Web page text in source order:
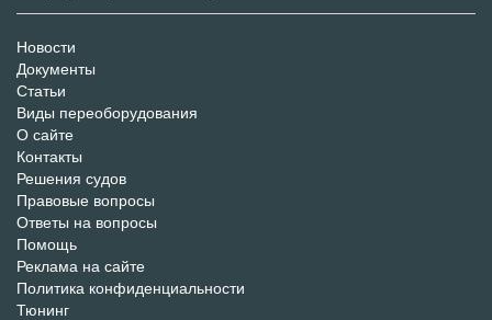
Информационный
Портал
Новости
Документы
Статьи
Виды переоборудования
О сайте
Контакты
Решения судов
Правовые вопросы
Ответы на вопросы
Помощь
Реклама на сайте
Политика конфиденциальности
Тюнинг